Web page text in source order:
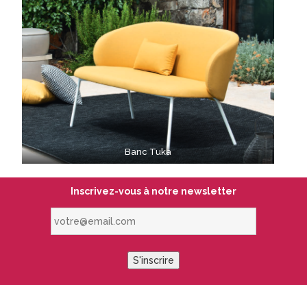
Banc Tuka
Inscrivez-vous à notre newsletter
S'inscrire